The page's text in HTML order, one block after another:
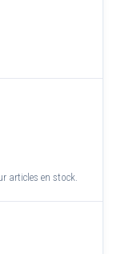
articles en stock.